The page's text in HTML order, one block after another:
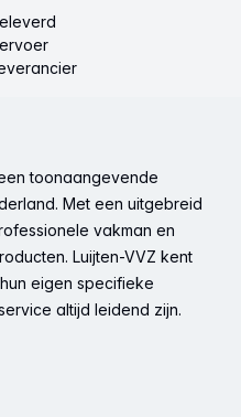
toonaangevende
Met een uitgebreid
vakman en
Luijten-VVZ kent
eigen specifieke
altijd leidend zijn.